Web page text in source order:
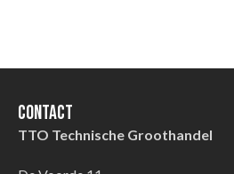
Contact
TTO Technische Groothandel